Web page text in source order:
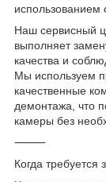
использованием
Наш сервисный
выполняет
качества и
Мы используем
качественные
демонтажа, что
камеры без
⸻
Когда